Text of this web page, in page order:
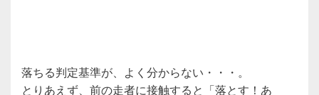
落ちる判定基準が、よく分からない・・・。
とりあえず、前の走者に接触すると「落とす！あ